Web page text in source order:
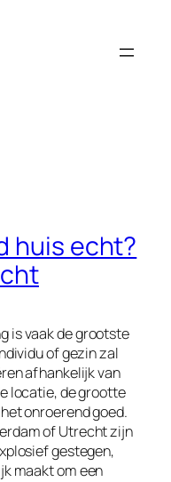
huis echt?
is vaak de grootste
of gezin zal
afhankelijk van
locatie, de grootte
onroerend goed.
of Utrecht zijn
gestegen,
maakt om een